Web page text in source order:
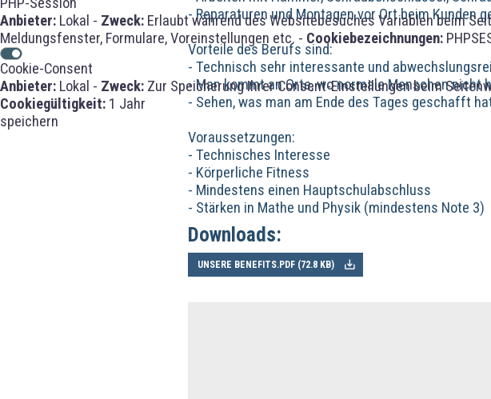
Anbieter: Lokal - Zweck: Erlaubt während des Websitebesuches Variablen beim
Meldungsfenster, Formulare, Voreinstellungen etc. - Cookiebezeichnungen:
Cookie-Consent
Anbieter: Lokal - Zweck: Zur Speicherung Ihrer Consent-Einstellungen beim
Cookiegültigkeit: 1 Jahr
speichern
- Reparaturen und Montagen vor Ort beim Kunden
Vorteile des Berufs sind:
- Technisch sehr interessante und
- Man kommt an Orte, wo normale Menschen nicht
- Sehen, was man am Ende des Tages geschafft
Voraussetzungen:
- Technisches Interesse
- Körperliche Fitness
- Mindestens einen Hauptschulabschluss
- Stärken in Mathe und Physik (mindestens Note 3)
Downloads:
UNSERE BENEFITS.PDF (72.8 KB)